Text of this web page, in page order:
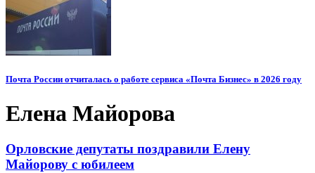
Почта России отчиталась о работе сервиса «Почта Бизнес» в 2026 году
Елена Майорова
Орловские депутаты поздравили Елену
Майорову с юбилеем